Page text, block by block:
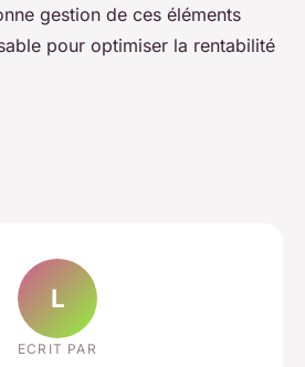
gestion de ces éléments
pour optimiser la rentabilité
L
ECRIT PAR